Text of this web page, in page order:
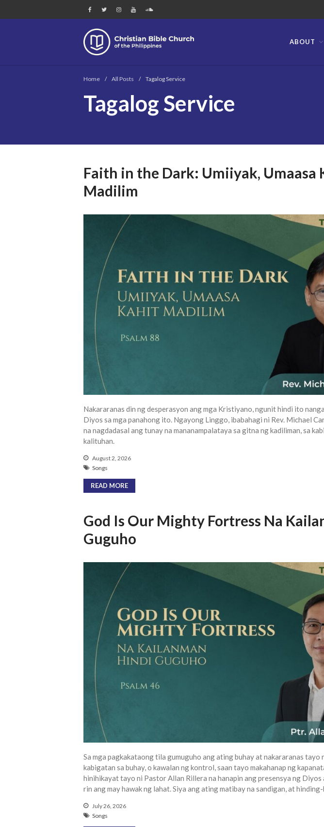
ABOUT
Home / All Posts / Tagalog Service
Tagalog Service
Faith in the Dark: Umiiyak, Umaasa
Madilim
Nakararanas din ng desperasyon ang mga Kristiyano, ngunit hindi ito
Diyos sa mga panahong ito. Ngayong Linggo, ibabahagi ni Rev. Michael
na nagdadasal ang tunay na mananampalataya sa gitna ng kadiliman, sa
kalituhan.
August 2, 2026
Songs
READ MORE
God Is Our Mighty Fortress Na
Guguho
Sa mga pagkakataong tila gumuguho ang ating buhay at nakararanas tayo
kabigatan sa buhay, o kawalan ng kontrol, saan tayo makahanap ng
hinihikayat tayo ni Pastor Allan Rillera na hanapin ang presensya ng Diyos
rin ang may hawak ng lahat. Siya ang ating matibay na sandigan, at
July 26, 2026
Songs